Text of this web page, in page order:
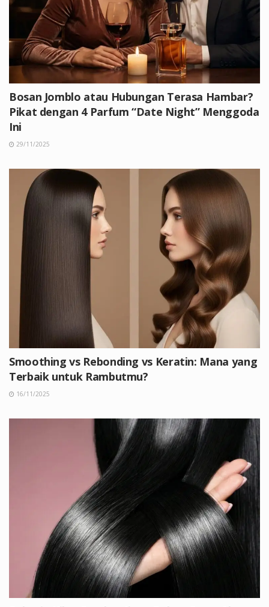
Bosan Jomblo atau Hubungan Terasa Hambar?
Pikat dengan 4 Parfum “Date Night” Menggoda
Ini
29/11/2025
Smoothing vs Rebonding vs Keratin: Mana yang
Terbaik untuk Rambutmu?
16/11/2025